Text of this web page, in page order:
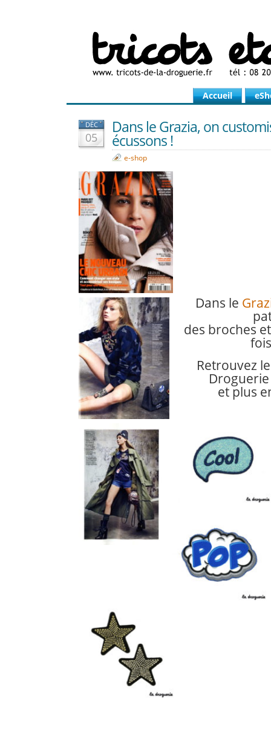
Accueil
DÉC
05
Dans le Grazia, on
écussons !
e-shop
Dans le
des broches
Retrouvez
et plus